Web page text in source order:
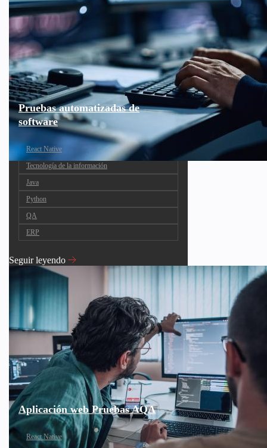
Pruebas automatizadas de
software
React Native
Tecnología de la información
Java
Python
QA
ERP
Seguir leyendo
Aplicación web Pruebas AQA
React Native